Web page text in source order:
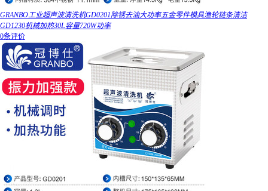
GRANBO工业超声波清洗机GD0201除锈去油大功率五金零件模具渔轮链条清洁
GD1230机械加热30L容量720W功率
0条评价